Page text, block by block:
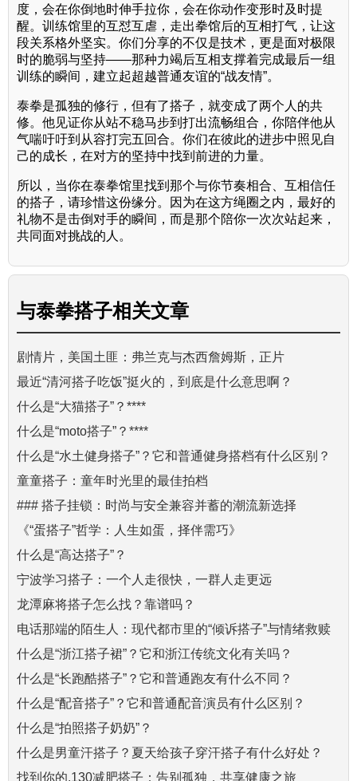
度，会在你倒地时伸手拉你，会在你动作变形时及时提
醒。训练馆里的互怼互虐，走出拳馆后的互相打气，让这
段关系格外坚实。你们分享的不仅是技术，更是面对极限
时的脆弱与坚持——那种力竭后互相支撑着完成最后一组
训练的瞬间，建立起超越普通友谊的“战友情”。
泰拳是孤独的修行，但有了搭子，就变成了两个人的共
修。他见证你从站不稳马步到打出流畅组合，你陪伴他从
气喘吁吁到从容打完五回合。你们在彼此的进步中照见自
己的成长，在对方的坚持中找到前进的力量。
所以，当你在泰拳馆里找到那个与你节奏相合、互相信任
的搭子，请珍惜这份缘分。因为在这方绳圈之内，最好的
礼物不是击倒对手的瞬间，而是那个陪你一次次站起来，
共同面对挑战的人。
与泰拳搭子相关文章
剧情片，美国土匪：弗兰克与杰西詹姆斯，正片
最近“清河搭子吃饭”挺火的，到底是什么意思啊？
什么是“大猫搭子”？****
什么是“moto搭子”？****
什么是“水土健身搭子”？它和普通健身搭档有什么区别？
童童搭子：童年时光里的最佳拍档
### 搭子挂锁：时尚与安全兼容并蓄的潮流新选择
《“蛋搭子”哲学：人生如蛋，择伴需巧》
什么是“高达搭子”？
宁波学习搭子：一个人走很快，一群人走更远
龙潭麻将搭子怎么找？靠谱吗？
电话那端的陌生人：现代都市里的“倾诉搭子”与情绪救赎
什么是“浙江搭子裙”？它和浙江传统文化有关吗？
什么是“长跑酷搭子”？它和普通跑友有什么不同？
什么是“配音搭子”？它和普通配音演员有什么区别？
什么是“拍照搭子奶奶”？
什么是男童汗搭子？夏天给孩子穿汗搭子有什么好处？
找到你的.130减肥搭子：告别孤独，共享健康之旅